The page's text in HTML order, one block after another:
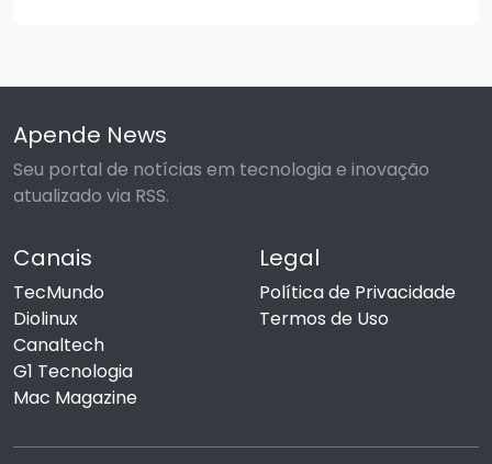
Apende News
Seu portal de notícias em tecnologia e inovação
atualizado via RSS.
Canais
TecMundo
Diolinux
Canaltech
G1 Tecnologia
Mac Magazine
Legal
Política de Privacidade
Termos de Uso